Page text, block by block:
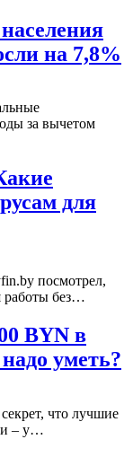
на 7,8%
за вычетом
для
посмотрел,
работы без…
BYN в
уметь?
что лучшие
– у…